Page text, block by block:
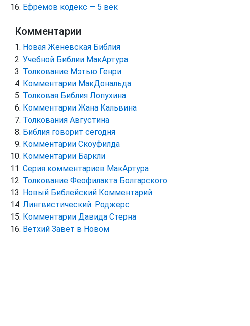
Ефремов кодекс — 5 век
Комментарии
Новая Женевская Библия
Учебной Библии МакАртура
Толкование Мэтью Генри
Комментарии МакДональда
Толковая Библия Лопухина
Комментарии Жана Кальвина
Толкования Августина
Библия говорит сегодня
Комментарии Скоуфилда
Комментарии Баркли
Серия комментариев МакАртура
Толкование Феофилакта Болгарского
Новый Библейский Комментарий
Лингвистический. Роджерс
Комментарии Давида Стерна
Ветхий Завет в Новом